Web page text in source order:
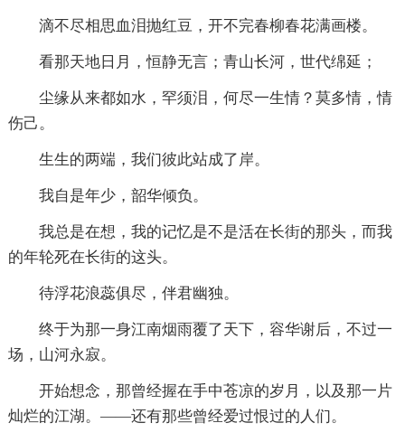
滴不尽相思血泪抛红豆，开不完春柳春花满画楼。
看那天地日月，恒静无言；青山长河，世代绵延；
尘缘从来都如水，罕须泪，何尽一生情？莫多情，情
伤己。
生生的两端，我们彼此站成了岸。
我自是年少，韶华倾负。
我总是在想，我的记忆是不是活在长街的那头，而我
的年轮死在长街的这头。
待浮花浪蕊俱尽，伴君幽独。
终于为那一身江南烟雨覆了天下，容华谢后，不过一
场，山河永寂。
开始想念，那曾经握在手中苍凉的岁月，以及那一片
灿烂的江湖。——还有那些曾经爱过恨过的人们。